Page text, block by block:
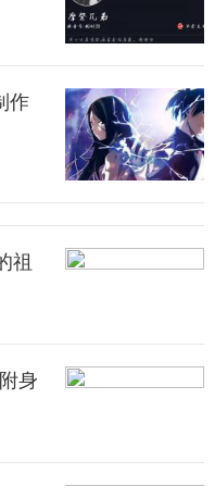
，有一集是周莹给
成还是一个在襁褓中
住想抱一下，估计那
。
生，看起来是幸运
得知和吴聘有个孩子
最后孩子还没有了。
免有点太惨了，但
作
祖
身